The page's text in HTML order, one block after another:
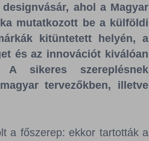
ahol a Magyar
mutatkozott be a külföldi
kitüntetett helyén, a
és az innovációt kiválóan
A sikeres szereplésnek
tervezőkben, illetve
a főszerep: ekkor tartották a